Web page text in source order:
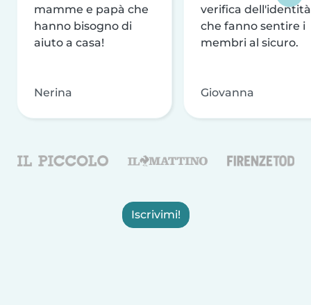
mamme e papà che
hanno bisogno di
aiuto a casa!
Nerina
verifica dell'identità
che fanno sentire i
membri al sicuro.
Giovanna
Iscrivimi!